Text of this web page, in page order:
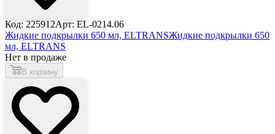
Код: 225912Арт: EL-0214.06
Жидкие подкрылки 650 мл, ELTRANSЖидкие подкрылки 650
мл, ELTRANS
Нет в продаже
В корзину